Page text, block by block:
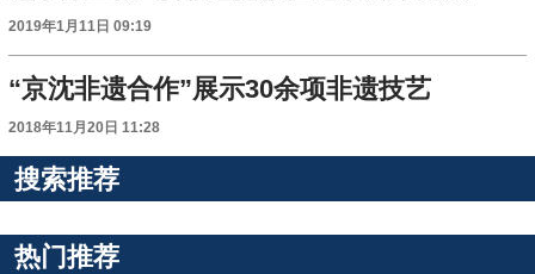
2019年1月11日 09:19
“京沈非遗合作”展示30余项非遗技艺
2018年11月20日 11:28
搜索推荐
热门推荐